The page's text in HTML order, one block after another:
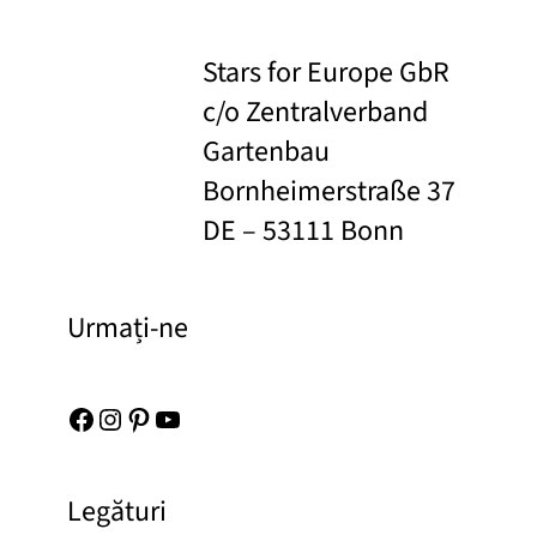
Stars for Europe GbR
c/o Zentralverband
Gartenbau
Bornheimerstraße 37
DE – 53111 Bonn
Urmați-ne
Facebook Instagram Pinterest YouTube
Legături